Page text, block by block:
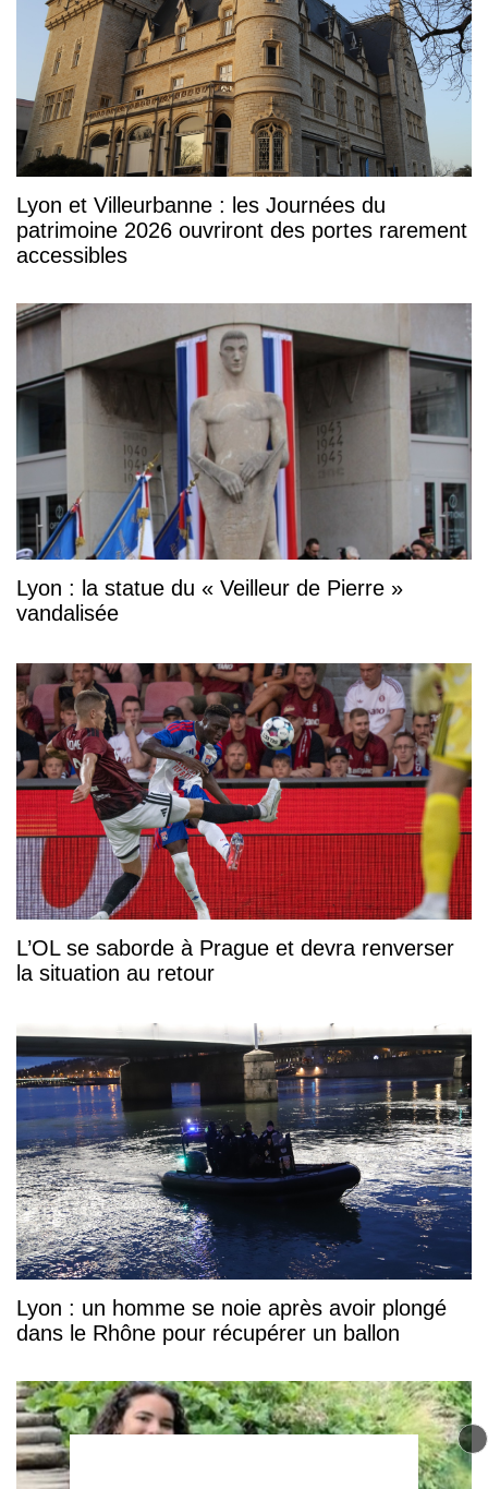
Lyon et Villeurbanne : les Journées du
patrimoine 2026 ouvriront des portes rarement
accessibles
Lyon : la statue du « Veilleur de Pierre »
vandalisée
L’OL se saborde à Prague et devra renverser
la situation au retour
Lyon : un homme se noie après avoir plongé
dans le Rhône pour récupérer un ballon